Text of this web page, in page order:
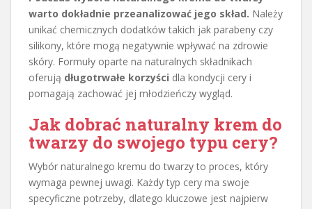
warto dokładnie przeanalizować jego skład. Należy
unikać chemicznych dodatków takich jak parabeny czy
silikony, które mogą negatywnie wpływać na zdrowie
skóry. Formuły oparte na naturalnych składnikach
oferują długotrwałe korzyści dla kondycji cery i
pomagają zachować jej młodzieńczy wygląd.
Jak dobrać naturalny krem do
twarzy do swojego typu cery?
Wybór naturalnego kremu do twarzy to proces, który
wymaga pewnej uwagi. Każdy typ cery ma swoje
specyficzne potrzeby, dlatego kluczowe jest najpierw